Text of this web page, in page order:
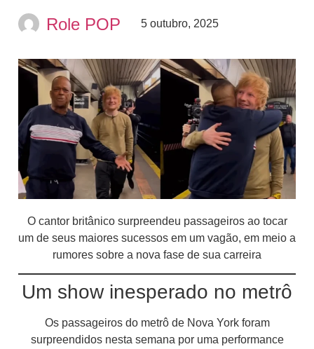
Role POP 5 outubro, 2025
O cantor britânico surpreendeu passageiros ao tocar
um de seus maiores sucessos em um vagão, em meio a
rumores sobre a nova fase de sua carreira
Um show inesperado no metrô
Os passageiros do metrô de Nova York foram
surpreendidos nesta semana por uma performance